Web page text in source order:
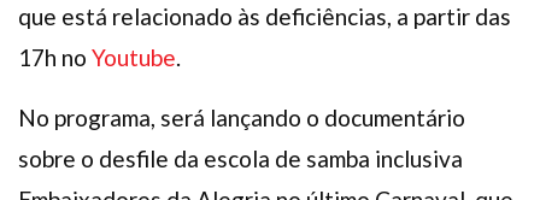
que está relacionado às deficiências, a partir das
17h no Youtube
No programa, será lançando o documentário
sobre o desfile da escola de samba inclusiva